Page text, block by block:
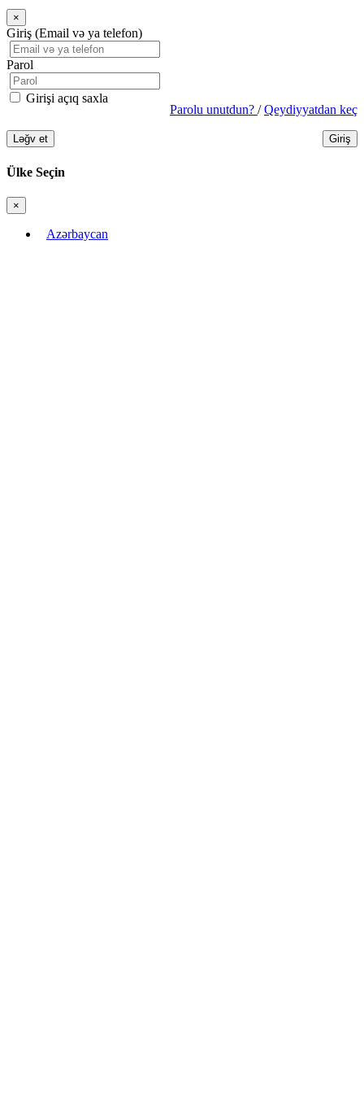
×
Bağla
Giriş (Email və ya telefon)
Parol
Girişi açıq saxla
Parolu unutdun? /Qeydiyyatdan keç
Ləğv et Giriş
Ülke Seçin
×
Bağla
Azərbaycan